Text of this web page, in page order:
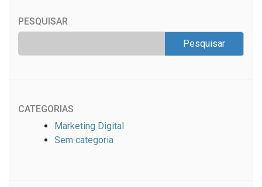
PESQUISAR
CATEGORIAS
Marketing Digital
Sem categoria